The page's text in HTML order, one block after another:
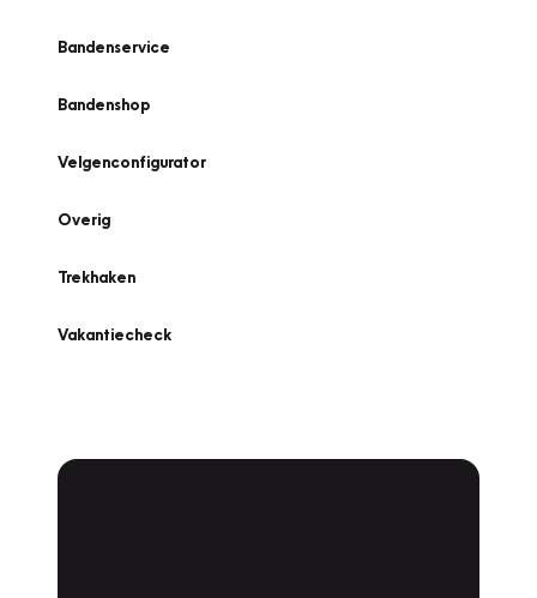
Bandenservice
Bandenshop
Velgenconfigurator
Overig
Trekhaken
Vakantiecheck